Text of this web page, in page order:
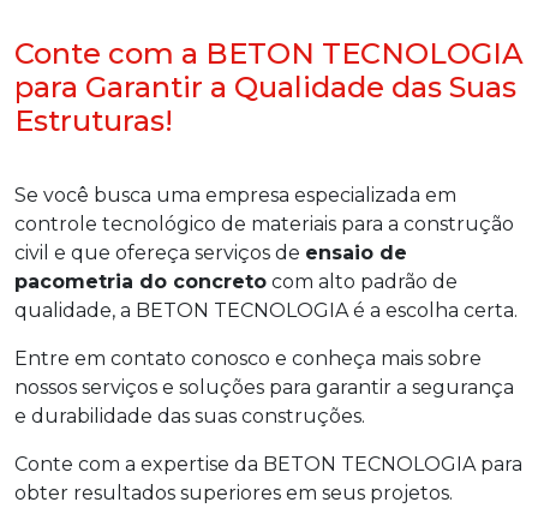
Conte com a BETON TECNOLOGIA
para Garantir a Qualidade das Suas
Estruturas!
Se você busca uma empresa especializada em
controle tecnológico de materiais para a construção
civil e que ofereça serviços de ensaio de
pacometria do concreto com alto padrão de
qualidade, a BETON TECNOLOGIA é a escolha certa.
Entre em contato conosco e conheça mais sobre
nossos serviços e soluções para garantir a segurança
e durabilidade das suas construções.
Conte com a expertise da BETON TECNOLOGIA para
obter resultados superiores em seus projetos.